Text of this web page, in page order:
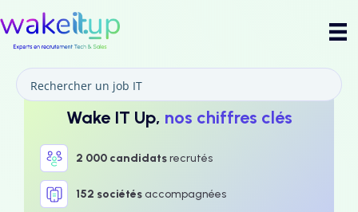
Wake IT Up, nos chiffres clés
2 000 candidatsrecrutés
152 sociétésaccompagnées